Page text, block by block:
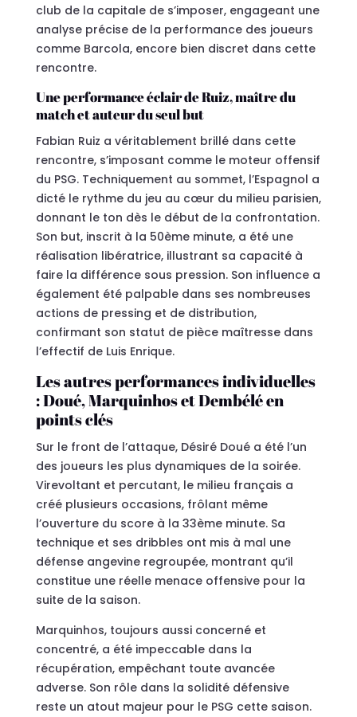
club de la capitale de s’imposer, engageant une
analyse précise de la performance des joueurs
comme Barcola, encore bien discret dans cette
rencontre.
Une performance éclair de Ruiz, maître du
match et auteur du seul but
Fabian Ruiz a véritablement brillé dans cette
rencontre, s’imposant comme le moteur offensif
du PSG. Techniquement au sommet, l’Espagnol a
dicté le rythme du jeu au cœur du milieu parisien,
donnant le ton dès le début de la confrontation.
Son but, inscrit à la 50ème minute, a été une
réalisation libératrice, illustrant sa capacité à
faire la différence sous pression. Son influence a
également été palpable dans ses nombreuses
actions de pressing et de distribution,
confirmant son statut de pièce maîtresse dans
l’effectif de Luis Enrique.
Les autres performances individuelles
: Doué, Marquinhos et Dembélé en
points clés
Sur le front de l’attaque, Désiré Doué a été l’un
des joueurs les plus dynamiques de la soirée.
Virevoltant et percutant, le milieu français a
créé plusieurs occasions, frôlant même
l’ouverture du score à la 33ème minute. Sa
technique et ses dribbles ont mis à mal une
défense angevine regroupée, montrant qu’il
constitue une réelle menace offensive pour la
suite de la saison.
Marquinhos, toujours aussi concerné et
concentré, a été impeccable dans la
récupération, empêchant toute avancée
adverse. Son rôle dans la solidité défensive
reste un atout majeur pour le PSG cette saison.